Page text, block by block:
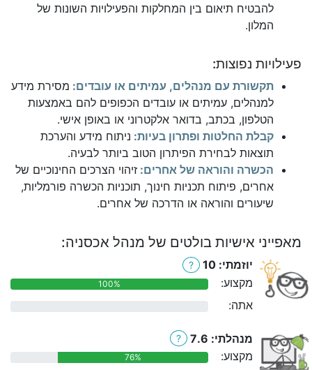
להבטיח תיאום בין המחלקות והפעילויות השונות של
המלון.
פעילויות נפוצות:
תקשורת עם מנהלים, עמיתים או עובדים: מסירת מידע
למנהלים, עמיתים או עובדים הכפופים להם באמצעות
הטלפון, בכתב, בדואר אלקטרוני או באופן אישי.
קבלת החלטות ופתרון בעיות: ניתוח מידע והערכת
תוצאות לבחירת הפיתרון הטוב ביותר לבעיה.
הכשרה והוראה של אחרים: זיהוי הצרכים החינוכיים של
אחרים, פיתוח תכניות חינוך, תוכניות הכשרה פורמליות,
שיעורים והוראה או הדרכה של אחרים.
מאפייני אישיות בולטים של מנהל אכסניה:
יוזמתי: 10 ?
מקצוע: 100%
אתה:
מנהלתי: 7.6 ?
מקצוע: 76%